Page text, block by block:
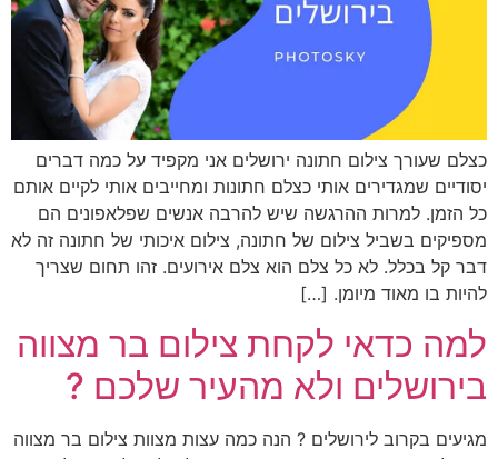
כצלם שעורך צילום חתונה ירושלים אני מקפיד על כמה דברים
יסודיים שמגדירים אותי כצלם חתונות ומחייבים אותי לקיים אותם
כל הזמן. למרות ההרגשה שיש להרבה אנשים שפלאפונים הם
מספיקים בשביל צילום של חתונה, צילום איכותי של חתונה זה לא
דבר קל בכלל. לא כל צלם הוא צלם אירועים. זהו תחום שצריך
להיות בו מאוד מיומן. […]
למה כדאי לקחת צילום בר מצווה
בירושלים ולא מהעיר שלכם ?
מגיעים בקרוב לירושלים ? הנה כמה עצות מצוות צילום בר מצווה